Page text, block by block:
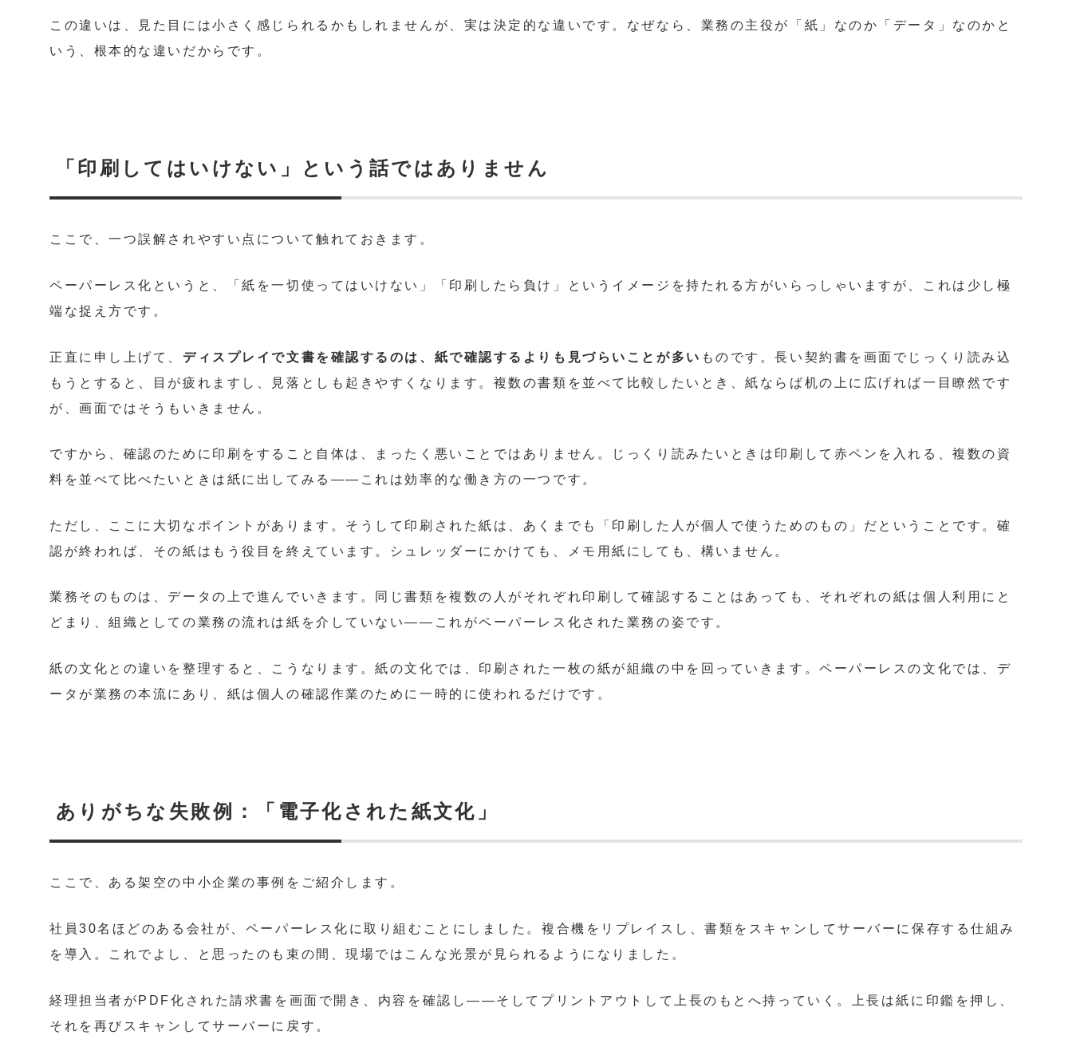
この違いは、見た目には小さく感じられるかもしれませんが、実は決定的な違いです。なぜなら、業務の主役が「紙」なのか「データ」なのかと
いう、根本的な違いだからです。
「印刷してはいけない」という話ではありません
ここで、一つ誤解されやすい点について触れておきます。
ペーパーレス化というと、「紙を一切使ってはいけない」「印刷したら負け」というイメージを持たれる方がいらっしゃいますが、これは少し極
端な捉え方です。
正直に申し上げて、 ディスプレイで文書を確認するのは、紙で確認するよりも見づらいことが多い ものです。長い契約書を画面でじっくり読み込
もうとすると、目が疲れますし、見落としも起きやすくなります。複数の書類を並べて比較したいとき、紙ならば机の上に広げれば一目瞭然です
が、画面ではそうもいきません。
ですから、確認のために印刷をすること自体は、まったく悪いことではありません。じっくり読みたいときは印刷して赤ペンを入れる、複数の資
料を並べて比べたいときは紙に出してみる――これは効率的な働き方の一つです。
ただし、ここに大切なポイントがあります。そうして印刷された紙は、あくまでも「印刷した人が個人で使うためのもの」だということです。確
認が終われば、その紙はもう役目を終えています。シュレッダーにかけても、メモ用紙にしても、構いません。
業務そのものは、データの上で進んでいきます。同じ書類を複数の人がそれぞれ印刷して確認することはあっても、それぞれの紙は個人利用にと
どまり、組織としての業務の流れは紙を介していない――これがペーパーレス化された業務の姿です。
紙の文化との違いを整理すると、こうなります。紙の文化では、印刷された一枚の紙が組織の中を回っていきます。ペーパーレスの文化では、デ
ータが業務の本流にあり、紙は個人の確認作業のために一時的に使われるだけです。
ありがちな失敗例：「電子化された紙文化」
ここで、ある架空の中小企業の事例をご紹介します。
社員30名ほどのある会社が、ペーパーレス化に取り組むことにしました。複合機をリプレイスし、書類をスキャンしてサーバーに保存する仕組み
を導入。これでよし、と思ったのも束の間、現場ではこんな光景が見られるようになりました。
経理担当者がPDF化された請求書を画面で開き、内容を確認し――そしてプリントアウトして上長のもとへ持っていく。上長は紙に印鑑を押し、
それを再びスキャンしてサーバーに戻す。